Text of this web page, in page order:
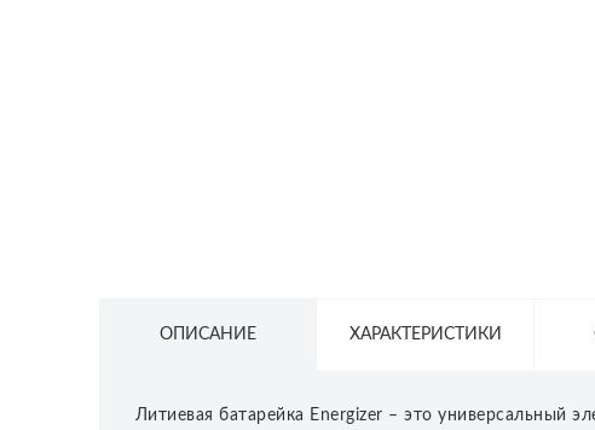
ОПИСАНИЕ ХАРАКТЕРИСТИКИ
Литиевая батарейка Energizer – это универсальный